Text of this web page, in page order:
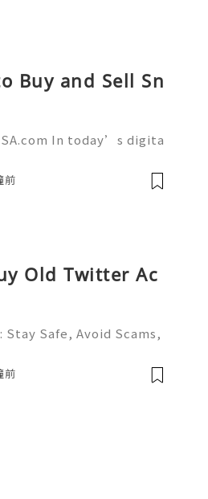
Buy and Sell Sn
In today’s digita
Snapch
前
Old Twitter Ac
Safe, Avoid Scams,
media platforms, conne
前